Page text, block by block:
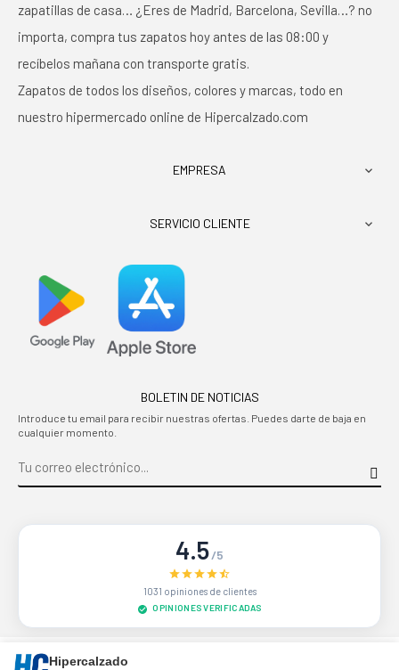
zapatillas de casa… ¿Eres de Madrid, Barcelona, Sevilla…? no
importa, compra tus zapatos hoy antes de las 08:00 y
recíbelos mañana con transporte gratis.
Zapatos de todos los diseños, colores y marcas, todo en
nuestro hipermercado online de Hipercalzado.com
EMPRESA 
SERVICIO CLIENTE 
BOLETIN DE NOTICIAS
Introduce tu email para recibir nuestras ofertas. Puedes darte de baja en
cualquier momento.
4.5/5
1031 opiniones de clientes
OPINIONES VERIFICADAS
Sitio protegido por reCAPTCHA.
Hipercalzado